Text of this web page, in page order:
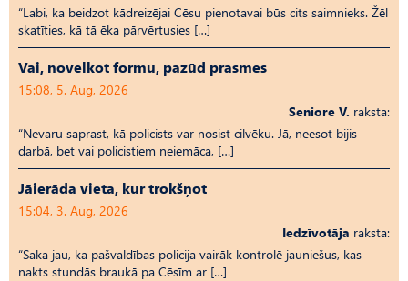
“Labi, ka beidzot kādreizējai Cēsu pienotavai būs cits saimnieks. Žēl
skatīties, kā tā ēka pārvērtusies […]
Vai, novelkot formu, pazūd prasmes
15:08, 5. Aug, 2026
Seniore V. raksta:
“Nevaru saprast, kā policists var nosist cilvēku. Jā, neesot bijis
darbā, bet vai policistiem neiemāca, […]
Jāierāda vieta, kur trokšņot
15:04, 3. Aug, 2026
Iedzīvotāja raksta:
“Saka jau, ka pašvaldības policija vairāk kontrolē jauniešus, kas
nakts stundās braukā pa Cēsīm ar […]